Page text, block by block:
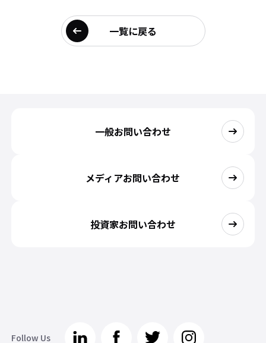
一覧に戻る
一般お問い合わせ
メディアお問い合わせ
投資家お問い合わせ
Follow Us